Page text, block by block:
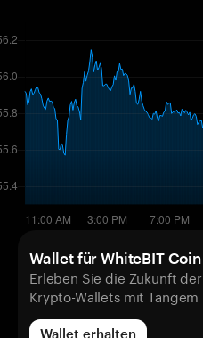
Wallet für WhiteBIT Coin
Erleben Sie die Zukunft der
Krypto-Wallets mit Tangem
Wallet erhalten